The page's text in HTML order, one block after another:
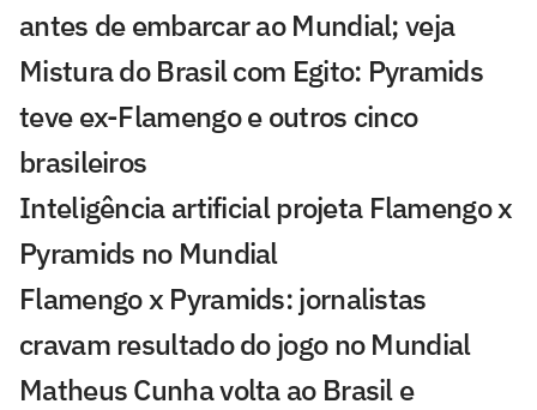
antes de embarcar ao Mundial; veja
Mistura do Brasil com Egito: Pyramids
teve ex-Flamengo e outros cinco
brasileiros
Inteligência artificial projeta Flamengo x
Pyramids no Mundial
Flamengo x Pyramids: jornalistas
cravam resultado do jogo no Mundial
Matheus Cunha volta ao Brasil e